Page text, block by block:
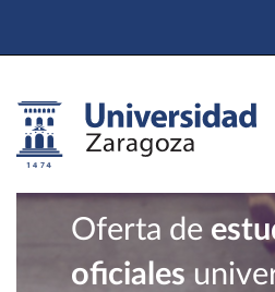
Oferta de
oficiales